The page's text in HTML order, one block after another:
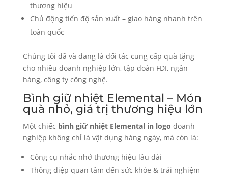
thương hiệu
Chủ động tiến độ sản xuất – giao hàng nhanh trên
toàn quốc
Chúng tôi đã và đang là đối tác cung cấp quà tặng
cho nhiều doanh nghiệp lớn, tập đoàn FDI, ngân
hàng, công ty công nghệ.
Bình giữ nhiệt Elemental – Món
quà nhỏ, giá trị thương hiệu lớn
Một chiếc bình giữ nhiệt Elemental in logo doanh
nghiệp không chỉ là vật dụng hàng ngày, mà còn là:
Công cụ nhắc nhớ thương hiệu lâu dài
Thông điệp quan tâm đến sức khỏe & trải nghiệm